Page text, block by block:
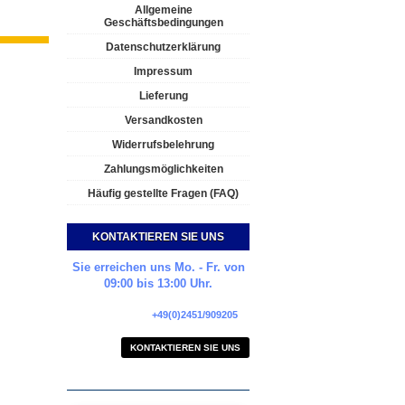
Allgemeine
Geschäftsbedingungen
Datenschutzerklärung
Impressum
Lieferung
Versandkosten
Widerrufsbelehrung
Zahlungsmöglichkeiten
Häufig gestellte Fragen (FAQ)
KONTAKTIEREN SIE UNS
Sie erreichen uns Mo. - Fr. von
09:00 bis 13:00 Uhr.
+49(0)2451/909205
KONTAKTIEREN SIE UNS